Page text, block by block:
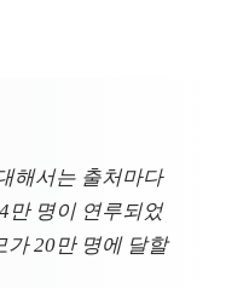
해서는 출처마다
만 명이 연루되었
가 20만 명에 달할